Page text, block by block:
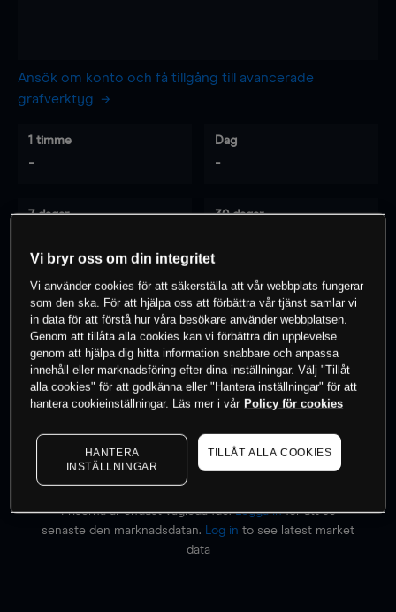
Ansök om konto och få tillgång till avancerade
grafverktyg
1 timme
-
Dag
-
7 dagar 30 dagar
0% av kunderna har en position i detta
instrument
Börja handla
Priserna är endast vägledande.Logga inför att se
senaste den marknadsdatan.
Log in to see latest market
data
Vi bryr oss om din integritet
Vi använder cookies för att säkerställa att vår webbplats fungerar
som den ska. För att hjälpa oss att förbättra vår tjänst samlar vi
in data för att förstå hur våra besökare använder webbplatsen.
Genom att tillåta alla cookies kan vi förbättra din upplevelse
genom att hjälpa dig hitta information snabbare och anpassa
innehåll eller marknadsföring efter dina inställningar. Välj "Tillåt
alla cookies" för att godkänna eller "Hantera inställningar" för att
hantera cookieinställningar. Läs mer i vår Policy för cookies
HANTERA
INSTÄLLNINGAR
TILLÅT ALLA COOKIES